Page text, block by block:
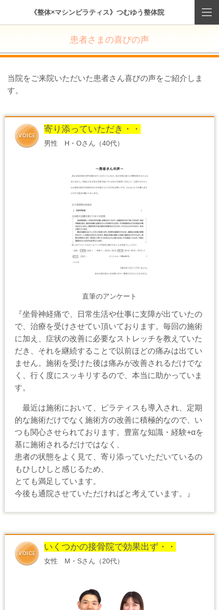
《整体×マシンピラティス》つむゆう整体院
患者さまの喜びの声
当院をご来院いただいた患者さん喜びの声をご紹介しま
す。
寄り添っていただき・・
男性 H・Oさん（40代）
直筆のアンケート
『坐骨神経痛で、日常生活や仕事に支障が出ていたの
で、治療を受けさせてい頂いております。毎回の施術
に加え、症状の改善に必要なストレッチを教えていた
だき、それを継続することで以前ほどの痛みは出てい
ません。施術を受けた後は痛みが改善されるだけでな
く、行く度にスッキリするので、本当に助かっていま
す。
最近は施術において、ピラティスも導入され、定期
的な施術だけでなく施術方の改善に積極的なので、い
つも関心させられております。豊富な知識・経験+αを
基に施術されるだけではなく、
患者の状態をよく見て、寄り添っていただいているの
もひしひしと感じるため、
とても満足しています。
今後も通院させていただければと考えています。』
いくつかの接骨院で効果出ず・・
女性 M・Sさん（20代）